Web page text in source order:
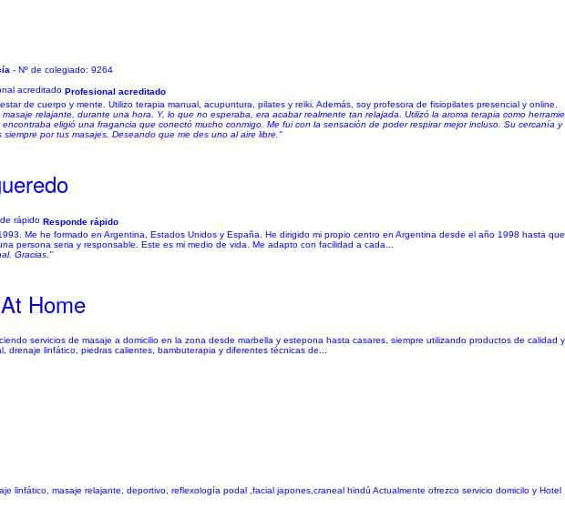
- Nº de colegiado: 9264
Profesional acreditado
de cuerpo y mente. Utilizo terapia manual, acupuntura, pilates y reiki. Además, soy profesora de fisiopilates presencial y online.
relajante, durante una hora. Y, lo que no esperaba, era acabar realmente tan relajada. Utilizó la aroma terapia como
eligió una fragancia que conectó mucho conmigo. Me fui con la sensación de poder respirar mejor incluso. Su cercanía y
por tus masajes. Deseando que me des uno al aire libre."
Responde rápido
Me he formado en Argentina, Estados Unidos y España. He dirigido mi propio centro en Argentina desde el año 1998 hasta
persona seria y responsable. Este es mi medio de vida. Me adapto con facilidad a cada...
Gracias."
Home
servicios de masaje a domicilio en la zona desde marbella y estepona hasta casares, siempre utilizando productos de calidad
linfático, piedras calientes, bambuterapia y diferentes técnicas de...
linfático, masaje relajante, deportivo, reflexología podal ,facial japones,craneal hindú Actualmente ofrezco servicio domicilo y Hotel .